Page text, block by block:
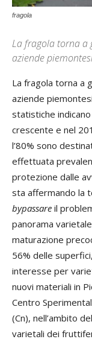
fragola
La fragola torna a
aziende
La fragola torna a
aziende
statistiche
crescente e nel
l’80% sono
effettuata
protezione dalle
sta affermando la
bypassare il
panorama
maturazione
56% delle
interesse per
nuovi materiali in
Centro
(Cn), nell’ambito
varietali dei